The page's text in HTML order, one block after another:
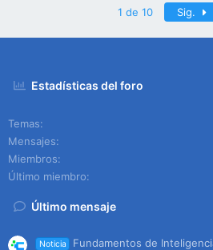
1 de 10 Sig.
Estadísticas del foro
Temas
Mensajes
Miembros
Último miembro
Último mensaje
Noticia
Fundamentos de